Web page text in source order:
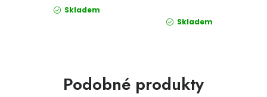
Skladem
Skladem
Podobné produkty